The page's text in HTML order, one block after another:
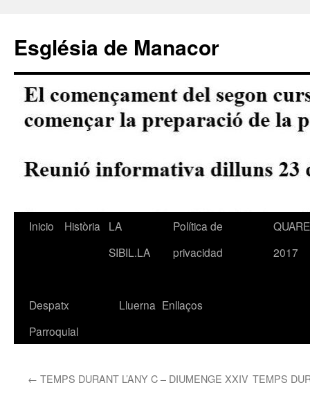
contenido
Església de Manacor
Inicio Història
LA
SIBIL.LA
Política de
privacidad
2017
Despatx
Parroquial
Lluerna Enllaços
← TEMPS DURANT L’ANY C – DIUMENGE XXIV TEMPS